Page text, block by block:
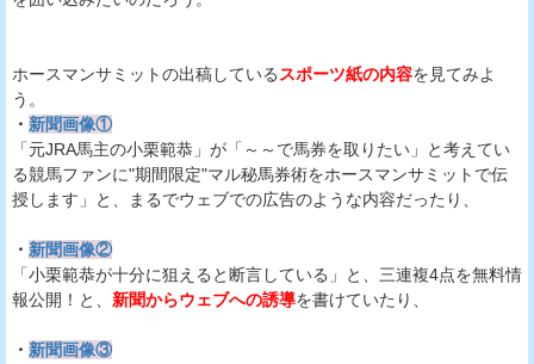
ホースマンサミットの出稿している スポーツ紙の内容を見てみよ
う。
・ 新聞画像①
「元JRA馬主の小栗範恭」が「～～で馬券を取りたい」と考えてい
る競馬ファンに"期間限定"マル秘馬券術をホースマンサミットで伝
授します」と、まるでウェブでの広告のような内容だったり、
・ 新聞画像②
「小栗範恭が十分に狙えると断言している」と、三連複4点を無料情
報公開！と、 新聞からウェブへの誘導を書けていたり、
・ 新聞画像③